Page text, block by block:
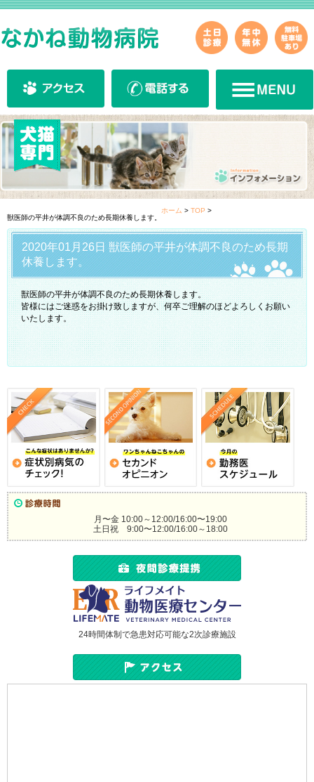
ホーム > TOP >
獣医師の平井が体調不良のため長期休養します。
2020年01月26日 獣医師の平井が体調不良のため長期
休養します。
獣医師の平井が体調不良のため長期休養します。
皆様にはご迷惑をお掛け致しますが、何卒ご理解のほどよろしくお願い
いたします。
月〜金 10:00～12:00/16:00〜19:00
土日祝 9:00〜12:00/16:00～18:00
24時間体制で急患対応可能な2次診療施設